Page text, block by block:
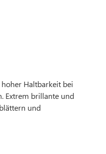
Haltbarkeit bei
Extrem brillante und
und